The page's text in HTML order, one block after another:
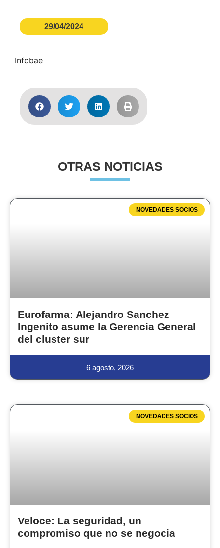
29/04/2024
Infobae
OTRAS NOTICIAS
NOVEDADES SOCIOS
Eurofarma: Alejandro Sanchez
Ingenito asume la Gerencia General
del cluster sur
6 agosto, 2026
NOVEDADES SOCIOS
Veloce: La seguridad, un
compromiso que no se negocia